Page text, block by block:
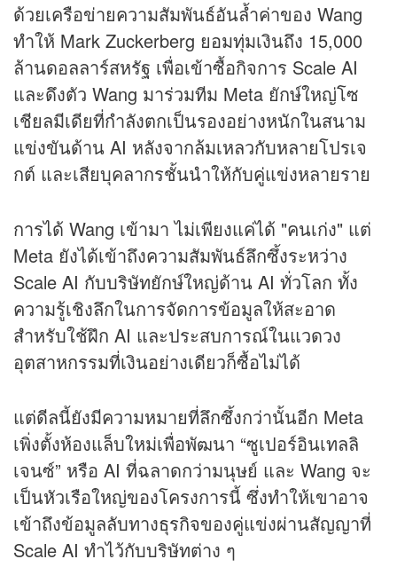
ด้วยเครือข่ายความสัมพันธ์อันล้ำค่าของ Wang
ทำให้ Mark Zuckerberg ยอมทุ่มเงินถึง 15,000
ล้านดอลลาร์สหรัฐ เพื่อเข้าซื้อกิจการ Scale AI
และดึงตัว Wang มาร่วมทีม Meta ยักษ์ใหญ่โซ
เชียลมีเดียที่กำลังตกเป็นรองอย่างหนักในสนาม
แข่งขันด้าน AI หลังจากล้มเหลวกับหลายโปรเจ
กต์ และเสียบุคลากรชั้นนำให้กับคู่แข่งหลายราย
การได้ Wang เข้ามา ไม่เพียงแค่ได้ "คนเก่ง" แต่
Meta ยังได้เข้าถึงความสัมพันธ์ลึกซึ้งระหว่าง
Scale AI กับบริษัทยักษ์ใหญ่ด้าน AI ทั่วโลก ทั้ง
ความรู้เชิงลึกในการจัดการข้อมูลให้สะอาด
สำหรับใช้ฝึก AI และประสบการณ์ในแวดวง
อุตสาหกรรมที่เงินอย่างเดียวก็ซื้อไม่ได้
แต่ดีลนี้ยังมีความหมายที่ลึกซึ้งกว่านั้นอีก Meta
เพิ่งตั้งห้องแล็บใหม่เพื่อพัฒนา “ซูเปอร์อินเทลลิ
เจนซ์” หรือ AI ที่ฉลาดกว่ามนุษย์ และ Wang จะ
เป็นหัวเรือใหญ่ของโครงการนี้ ซึ่งทำให้เขาอาจ
เข้าถึงข้อมูลลับทางธุรกิจของคู่แข่งผ่านสัญญาที่
Scale AI ทำไว้กับบริษัทต่าง ๆ